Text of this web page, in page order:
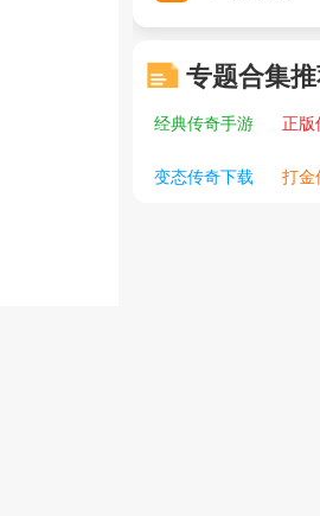
专题合集
经典传奇手游 正版
变态传奇下载 打金